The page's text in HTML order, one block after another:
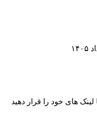
های خود را قرار دهید